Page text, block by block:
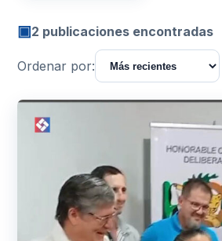
▣2 publicaciones encontradas
Ordenar por: